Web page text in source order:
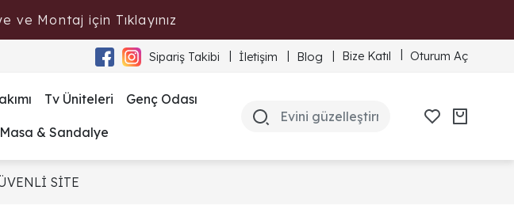
ve Montaj için Tıklayınız
Sipariş Takibi İletişim Blog Bize Katıl Oturum Aç
Tv Üniteleri Genç Odası
& Sandalye
SİTE